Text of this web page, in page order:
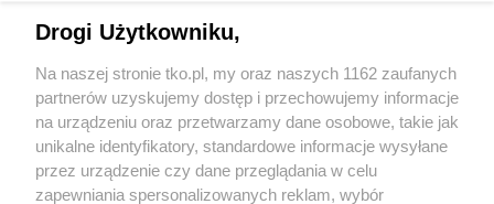
Jak rozpoznać, że soczewki kontaktowe są
Pokaż więcej
Drogi Użytkowniku,
Na naszej stronie tko.pl, my oraz naszych 1162 zaufanych
partnerów uzyskujemy dostęp i przechowujemy informacje
na urządzeniu oraz przetwarzamy dane osobowe, takie jak
unikalne identyfikatory, standardowe informacje wysyłane
przez urządzenie czy dane przeglądania w celu
zapewniania spersonalizowanych reklam, wybór